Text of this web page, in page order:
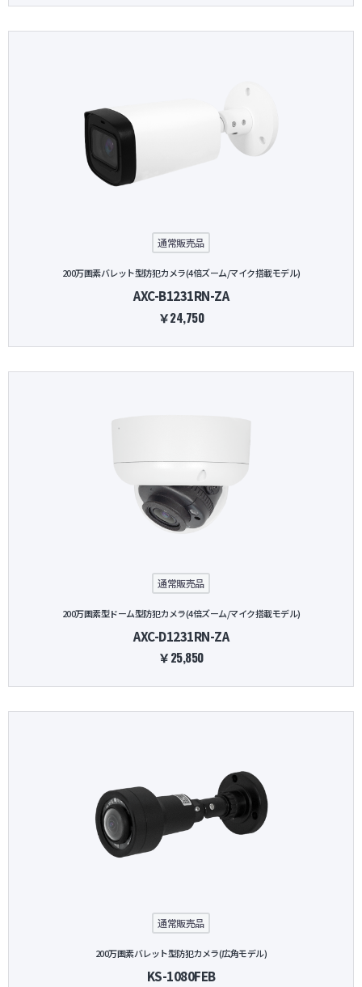
通常販売品
200万画素バレット型防犯カメラ(4倍ズーム/マイク搭載モデル)
AXC-B1231RN-ZA
￥24,750
通常販売品
200万画素型ドーム型防犯カメラ(4倍ズーム/マイク搭載モデル)
AXC-D1231RN-ZA
￥25,850
通常販売品
200万画素バレット型防犯カメラ(広角モデル)
KS-1080FEB